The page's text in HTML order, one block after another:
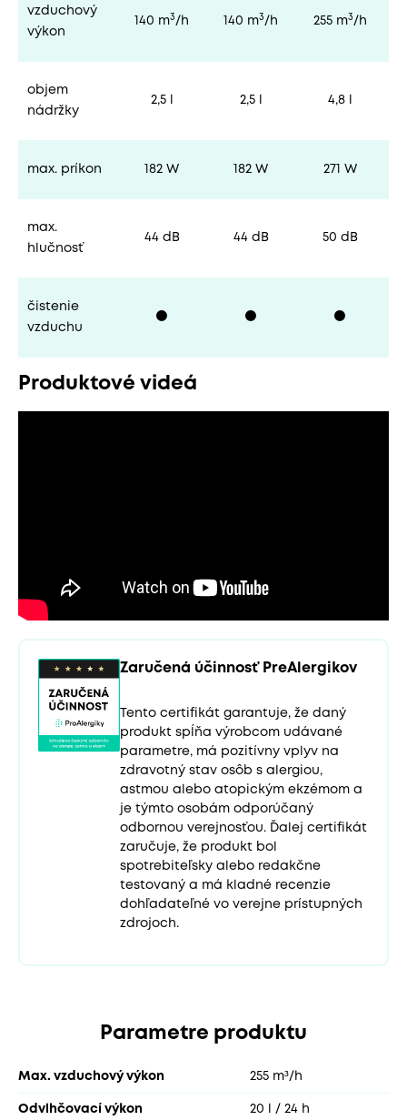
vzduchový
výkon
140 m3 /h 140 m3 /h 255 m3 /h
objem
nádržky
2,5 l 2,5 l 4,8 l
max. príkon 182 W 182 W 271 W
max.
hlučnosť
44 dB 44 dB 50 dB
čistenie
vzduchu
⚫ ⚫ ⚫
Produktové videá
Zaručená účinnosť PreAlergikov
Tento certifikát garantuje, že daný
produkt spĺňa výrobcom udávané
parametre, má pozitívny vplyv na
zdravotný stav osôb s alergiou,
astmou alebo atopickým ekzémom a
je týmto osobám odporúčaný
odbornou verejnosťou. Ďalej certifikát
zaručuje, že produkt bol
spotrebiteľsky alebo redakčne
testovaný a má kladné recenzie
dohľadateľné vo verejne prístupných
zdrojoch.
Parametre produktu
Max. vzduchový výkon 255 m³/h
Odvlhčovací výkon 20 l / 24 h